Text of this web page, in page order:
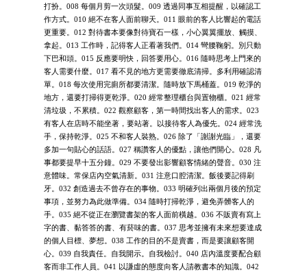
打扮。008 每個月剪一次頭髮。009 透過同事互相提醒，以確認工
作方式。010 絕不在客人面前聊天。011 眼前的客人比響起的電話
更重要。012 對待書本要像對待寶石一樣，小心翼翼擺放、觸摸、
拿起。013 工作時，記得客人正看著我們。014 彎腰鞠躬。別只動
下巴和頭。015 反應要明快，回答要用心。016 隨時思考上門來的
客人需要什麼。017 看不見的地方更需要徹底清掃。多利用確認清
單。018 每次使用完廁所都要清潔。隨時放下馬桶蓋。019 乾淨的
地方，還要打掃得更乾淨。020 經常整理櫃台與置物櫃。021 經常
清垃圾，不累積。022 觀察顧客，第一時間找出客人的需求。023
有客人在店時不能坐著，要站著。以接待客人為優先。024 經常洗
手，保持乾淨。025 不和客人裝熟。026 除了「謝謝光臨」，還要
多加一句貼心的話語。027 稱讚客人的優點，讓他們開心。028 凡
事都要提早十五分鐘。029 不要發出影響顧客情緒的聲音。030 注
意體味。常保店內空氣清新。031 注意口腔清潔。飯後要記得刷
牙。032 創造過去不曾存在的事物。033 明確列出兩個月後的預定
事項，並努力為此做準備。034 隨時打掃乾淨，避免弄髒客人的
手。035 絕不從正在瀏覽書架的客人面前橫越。036 不販賣有寫上
字的書、黏答答的書、有菸味的書。037 思考並擁有未來想要達成
的個人目標、夢想。038 工作的目的不是賣書，而是要讓顧客開
心。039 自我責任。自我開示。自我檢討。040 店內溫度要配合顧
客而非工作人員。041 以謙虛的態度向客人請教書本的知識。042